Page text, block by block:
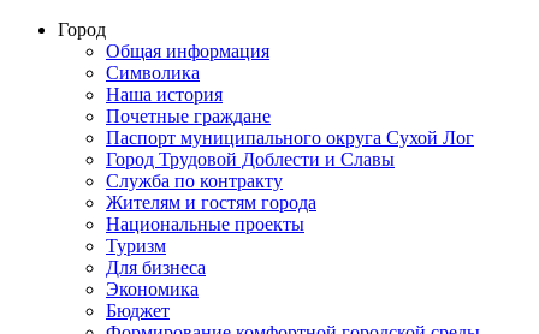
Город
Общая информация
Символика
Наша история
Почетные граждане
Паспорт муниципального округа Сухой Лог
Город Трудовой Доблести и Славы
Служба по контракту
Жителям и гостям города
Национальные проекты
Туризм
Для бизнеса
Экономика
Бюджет